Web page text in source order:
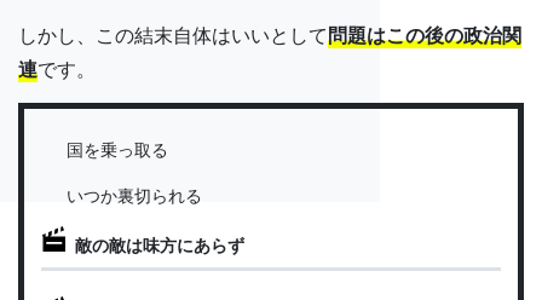
しかし、この結末自体はいいとして問題はこの後の政治関
連です。
国を乗っ取る
いつか裏切られる
敵の敵は味方にあらず